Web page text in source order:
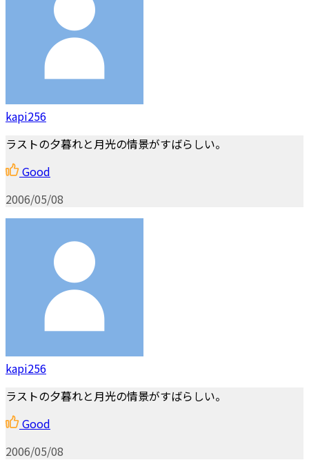
kapi256
ラストの夕暮れと月光の情景がすばらしい。
Good
2006/05/08
kapi256
ラストの夕暮れと月光の情景がすばらしい。
Good
2006/05/08